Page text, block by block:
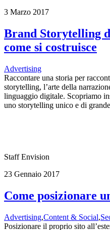
3 Marzo 2017
Brand Storytelling
come si costruisce
Advertising
Raccontare una storia per
storytelling, l’arte della
linguaggio digitale. Scopriamo
uno storytelling unico e di
Staff Envision
23 Gennaio 2017
Come posizionare
Advertising,Content & Social,
Posizionare il proprio sito